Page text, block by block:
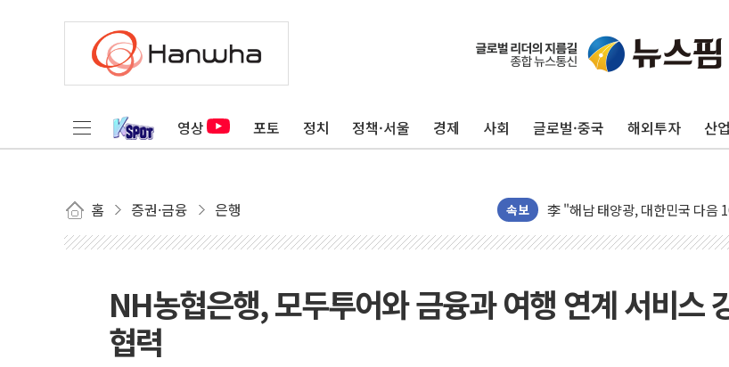
영상 포토 정치 정책·서울 경제 사회 글로벌·중국 해외투자 산업
홈 증권·금융 은행 속보
[종합] 美 7월 고용 2만3000명
[사진] 이슬람 수니파 3개국, 공동
보훈부, 미 DPAA와 MOU…
트럼프 "금리 내려야"…파월 때
李 "해남 태양광, 대한민국 다음
李 대통령, '6시간 마라톤 부동
[사진] 빈살만과 에르도안의 만남
이란와이어 "이란 최고지도자
남동발전, 해남군에 국내 최대
NH농협은행, 모두투어와 금융과 여행 연계 서비스
협력